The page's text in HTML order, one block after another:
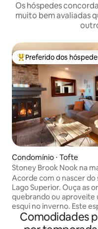
Os hóspedes
muito bem avaliadas
Entre os melhores
Preferido dos
Condomínio ⋅ Tofte
Stoney Brook Nook na
Superior
Acorde com o nascer do
Lago Superior. Ouça as
quebrando ou aproveite
esqui no inverno. Este
oferece vistas incríveis
costa rochosa
Comodidades